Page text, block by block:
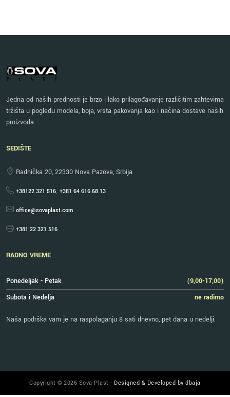
Jedna od naših prednosti je brzo i lako prilagođavanje različitim zahtevima
tržišta u pogledu modela, boja, vrsta pakovanja kao i načina dostave naših
proizvoda.
SEDIŠTE
Radnička 20, 22330 Nova Pazova, Srbija
+38122 321 516, +381 64 616 68 13
office@sovaplast.com
+381 22 321 516
RADNO VREME
Ponedeljak - Petak
(9,00-17,00)
Subota i Nedelja
ne radimo
Naša podrška vam je na raspolaganju 8 sati dnevno, pet dana u nedelji.
Copyright © 2026 Sova Plast - Designed & Developed by dbaja